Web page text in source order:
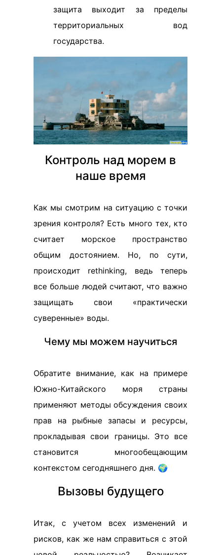
защита выходит за пределы
территориальных вод
государства.
Контроль над морем в
наше время
Как мы смотрим на ситуацию с точки
зрения контроля? Есть много тех, кто
считает морское пространство
общим достоянием. Но, по сути,
происходит rethinking, ведь теперь
все больше людей считают, что важно
защищать свои «практически
суверенные» воды.
Чему мы можем научиться
Обратите внимание, как на примере
Южно-Китайского моря страны
применяют методы обсуждения своих
прав на рыбные запасы и ресурсы,
прокладывая свои границы. Это все
становится многообещающим
контекстом сегодняшнего дня. 🌍
Вызовы будущего
Итак, с учетом всех изменений и
рисков, как же нам справиться с этой